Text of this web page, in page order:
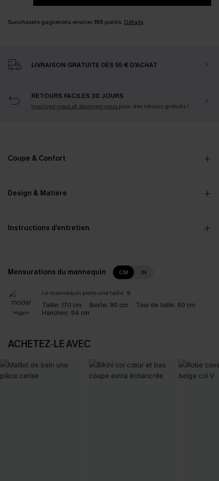
Sunchasers gagnerons environ 195 points. Détails
LIVRAISON GRATUITE DÈS 55 € D'ACHAT
RETOURS FACILES 30 JOURS
Inscrivez-vous et abonnez-vous pour des retours gratuits !
Coupe & Confort
Design & Matière
Instructions d’entretien
Mensurations du mannequin CM IN
Le mannequin porte une taille: S
Taille: 170 cm Buste: 80 cm Tour de taille: 60 cm
Hanches: 94 cm
ACHETEZ‑LE AVEC